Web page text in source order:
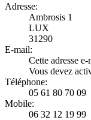
Adresse:
Ambrosis 1
LUX
31290
E-mail:
Cette adresse
Vous devez
Téléphone:
05 61 80 70 09
Mobile:
06 32 12 19 99